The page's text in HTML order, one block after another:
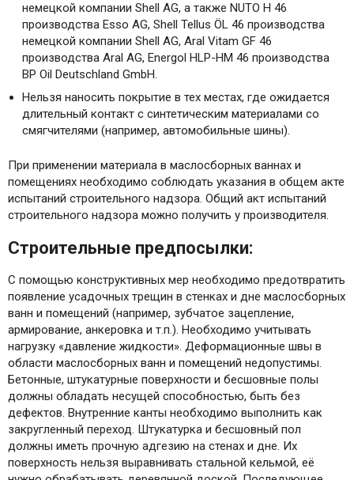
немецкой компании Shell AG, а также NUTO H 46
производства Esso AG, Shell Tellus ÖL 46 производства
немецкой компании Shell AG, Aral Vitam GF 46
производства Aral AG, Energol HLP-HM 46 производства
BP Oil Deutschland GmbH.
Нельзя наносить покрытие в тех местах, где ожидается
длительный контакт с синтетическим материалами со
смягчителями (например, автомобильные шины).
При применении материала в маслосборных ваннах и
помещениях необходимо соблюдать указания в общем акте
испытаний строительного надзора. Общий акт испытаний
строительного надзора можно получить у производителя.
Строительные предпосылки:
С помощью конструктивных мер необходимо предотвратить
появление усадочных трещин в стенках и дне маслосборных
ванн и помещений (например, зубчатое зацепление,
армирование, анкеровка и т.п.). Необходимо учитывать
нагрузку «давление жидкости». Деформационные швы в
области маслосборных ванн и помещений недопустимы.
Бетонные, штукатурные поверхности и бесшовные полы
должны обладать несущей способностью, быть без
дефектов. Внутренние канты необходимо выполнить как
закругленный переход. Штукатурка и бесшовный пол
должны иметь прочную адгезию на стенах и дне. Их
поверхность нельзя выравнивать стальной кельмой, её